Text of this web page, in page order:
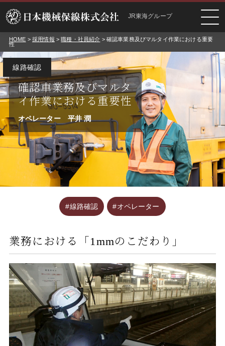
JR東海グループ
HOME >採用情報 >職種・社員紹介 > 確認車業務及びマルタイ作業における重要
性
線路確認
確認車業務及びマルタ
イ作業における重要性
オペレーター平井 潤
#線路確認 #オペレーター
業務における「1mmのこだわり」